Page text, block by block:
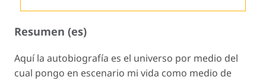
Resumen (es)
Aquí la autobiografía es el universo por medio del
cual pongo en escenario mi vida como medio de